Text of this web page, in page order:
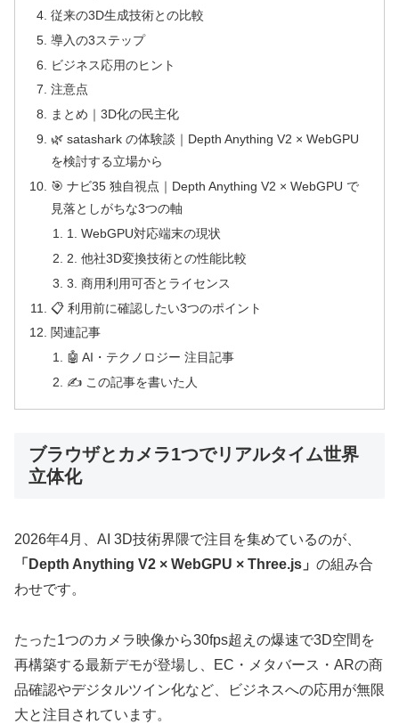
従来の3D生成技術との比較
導入の3ステップ
ビジネス応用のヒント
注意点
まとめ｜3D化の民主化
🌿 satashark の体験談｜Depth Anything V2 × WebGPU
を検討する立場から
🎯 ナビ35 独自視点｜Depth Anything V2 × WebGPU で
見落としがちな3つの軸
1. WebGPU対応端末の現状
2. 他社3D変換技術との性能比較
3. 商用利用可否とライセンス
📋 利用前に確認したい3つのポイント
関連記事
🤖 AI・テクノロジー 注目記事
✍️ この記事を書いた人
ブラウザとカメラ1つでリアルタイム世界
立体化
2026年4月、AI 3D技術界隈で注目を集めているのが、
「Depth Anything V2 × WebGPU × Three.js」 の組み合
わせです。
たった1つのカメラ映像から30fps超えの爆速で3D空間を
再構築する最新デモが登場し、EC・メタバース・ARの商
品確認やデジタルツイン化など、ビジネスへの応用が無限
大と注目されています。